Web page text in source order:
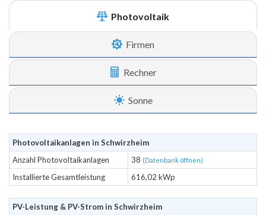
Photovoltaik
Firmen
Rechner
Sonne
Photovoltaikanlagen in Schwirzheim
Anzahl Photovoltaikanlagen
38 (Datenbank öffnen)
Installierte Gesamtleistung 616,02 kWp
PV-Leistung & PV-Strom in Schwirzheim